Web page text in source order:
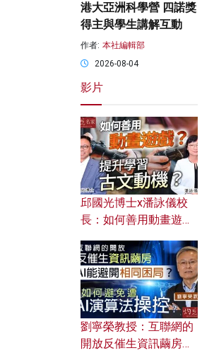
港大亞洲科學營 四諾獎
得主與學生講解互動
作者: 本社編輯部
2026-08-04
影片
邱國光博士x潘詠儀校
長：如何善用動畫遊戲
劉寧榮教授：互聯網的
開放反催生資訊繭房，